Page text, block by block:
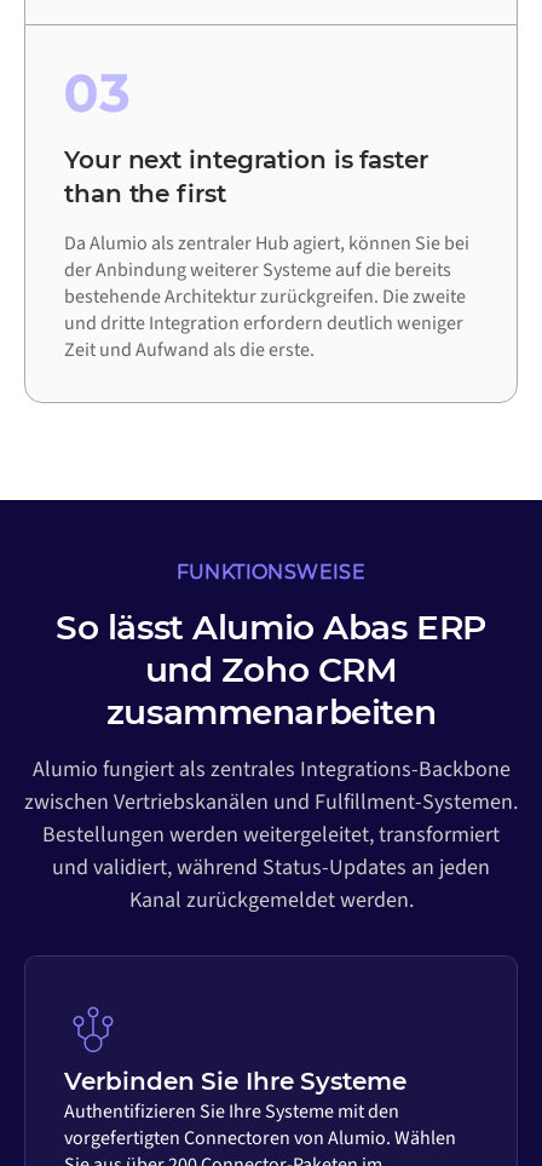
03
Your next integration is faster
than the first
Da Alumio als zentraler Hub agiert, können Sie bei
der Anbindung weiterer Systeme auf die bereits
bestehende Architektur zurückgreifen. Die zweite
und dritte Integration erfordern deutlich weniger
Zeit und Aufwand als die erste.
FUNKTIONSWEISE
So lässt Alumio Abas ERP
und Zoho CRM
zusammenarbeiten
Alumio fungiert als zentrales Integrations-Backbone
zwischen Vertriebskanälen und Fulfillment-Systemen.
Bestellungen werden weitergeleitet, transformiert
und validiert, während Status-Updates an jeden
Kanal zurückgemeldet werden.
Verbinden Sie Ihre Systeme
Authentifizieren Sie Ihre Systeme mit den
vorgefertigten Connectoren von Alumio. Wählen